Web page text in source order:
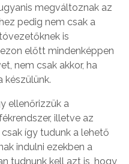
megváltoznak az
pedig nem csak a
is
előtt mindenképpen
nem csak akkor, ha
készülünk.
ellenőrizzük a
illetve az
így tudunk a lehető
indulni ezekben a
tudnunk kell azt is, hogy